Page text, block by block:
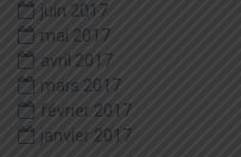
juin 2017
mai 2017
avril 2017
mars 2017
février 2017
janvier 2017